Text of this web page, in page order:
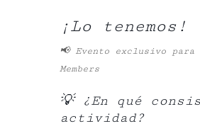
¡Lo tenemos!
📢 Evento exclusivo para
Members
💡 ¿En qué
actividad?